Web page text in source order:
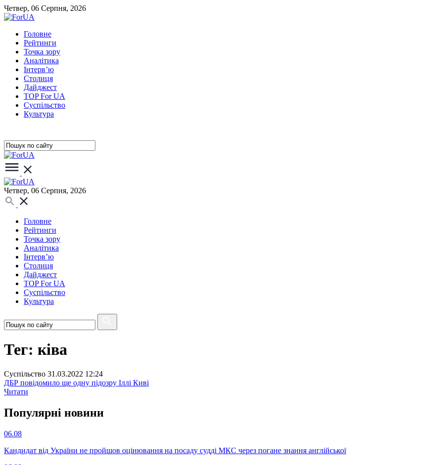
Четвер, 06 Серпня, 2026
Головне
Рейтинги
Точка зору
Аналітика
Інтерв’ю
Столиця
Дайджест
TOP For UA
Суспiльство
Культура
Четвер, 06 Серпня, 2026
Головне
Рейтинги
Точка зору
Аналітика
Інтерв’ю
Столиця
Дайджест
TOP For UA
Суспiльство
Культура
Тег: ківа
Суспiльство 31.03.2022 12:24
ДБР повідомило ще одну підозру Іллі Киві
Читати
Популярнi новини
06.08
Кандидат від України не пройшов оцінювання на посаду судді МКС через погане знання англійської